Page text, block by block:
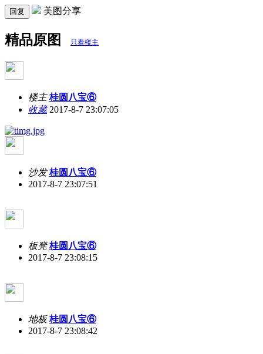
回复 美图分享
精品原图 只看楼主
楼主 桂圆八宝⑥
收藏2017-8-7 23:07:05
沙发 桂圆八宝⑥
2017-8-7 23:07:51
板凳 桂圆八宝⑥
2017-8-7 23:08:15
地板 桂圆八宝⑥
2017-8-7 23:08:42